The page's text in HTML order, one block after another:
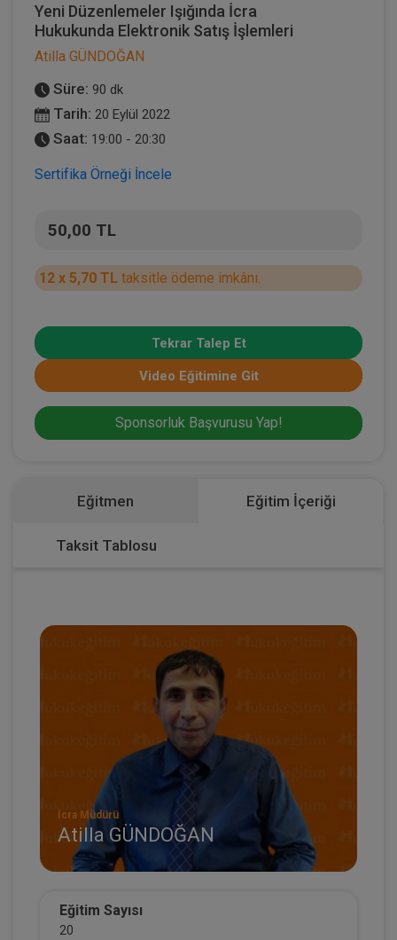
Yeni Düzenlemeler Işığında İcra
Hukukunda Elektronik Satış İşlemleri
Atilla GÜNDOĞAN
Süre: 90 dk
Tarih: 20 Eylül 2022
Saat: 19:00 - 20:30
Sertifika Örneği İncele
50,00 TL
12 x 5,70 TL taksitle ödeme imkânı.
Tekrar Talep Et
Video Eğitimine Git
Sponsorluk Başvurusu Yap!
Eğitmen Eğitim İçeriği
Taksit Tablosu
İcra Müdürü
Atilla GÜNDOĞAN
Eğitim Sayısı
20